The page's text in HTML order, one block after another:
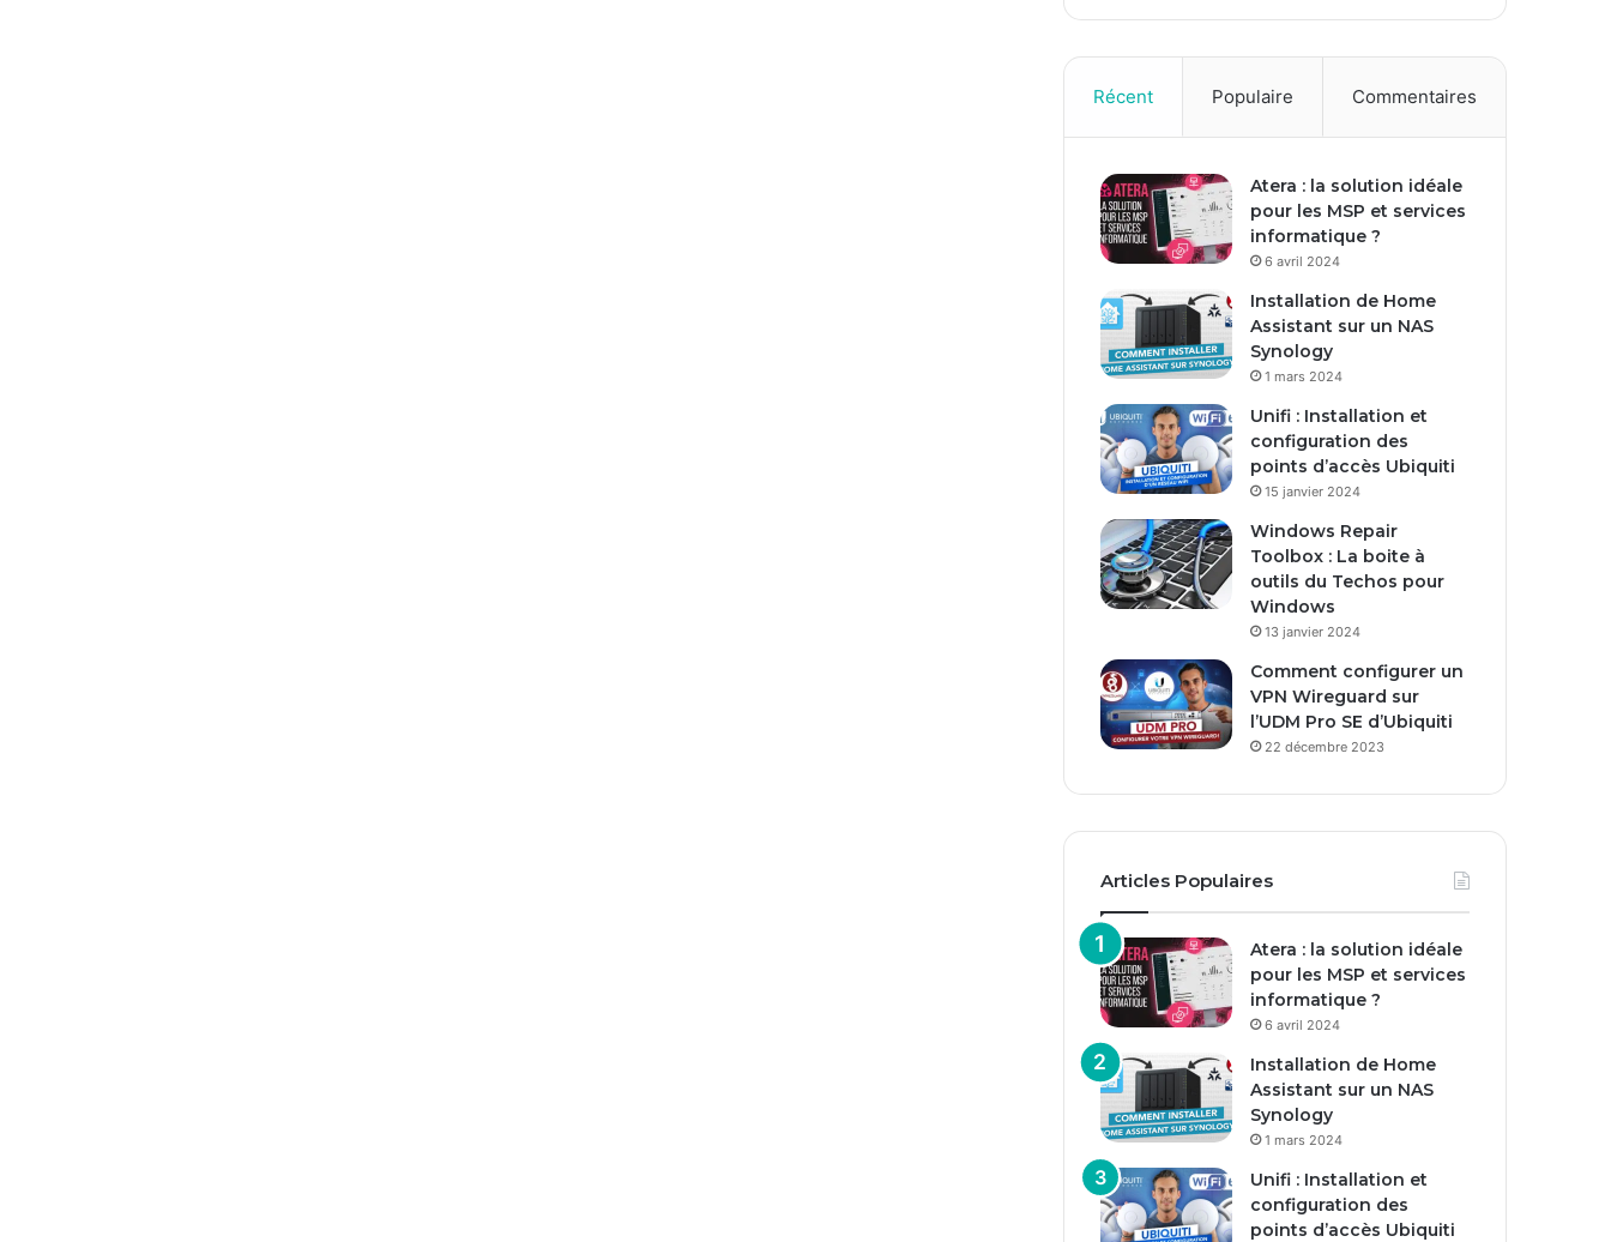
o
t
e
d
r
e
s
e
m
i
l
Récent Populaire Commentaires
Atera : la solution idéale
pour les MSP et services
informatique ?
6 avril 2024
Installation de Home
Assistant sur un NAS
Synology
1 mars 2024
Unifi : Installation et
configuration des
points d’accès Ubiquiti
15 janvier 2024
Windows Repair
Toolbox : La boite à
outils du Techos pour
Windows
13 janvier 2024
Comment configurer un
VPN Wireguard sur
l’UDM Pro SE d’Ubiquiti
22 décembre 2023
Articles Populaires
Atera : la solution idéale
pour les MSP et services
informatique ?
6 avril 2024
Installation de Home
Assistant sur un NAS
Synology
1 mars 2024
Unifi : Installation et
configuration des
points d’accès Ubiquiti